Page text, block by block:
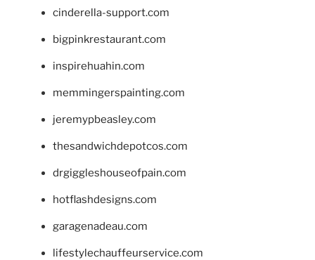
cinderella-support.com
bigpinkrestaurant.com
inspirehuahin.com
memmingerspainting.com
jeremypbeasley.com
thesandwichdepotcos.com
drgiggleshouseofpain.com
hotflashdesigns.com
garagenadeau.com
lifestylechauffeurservice.com